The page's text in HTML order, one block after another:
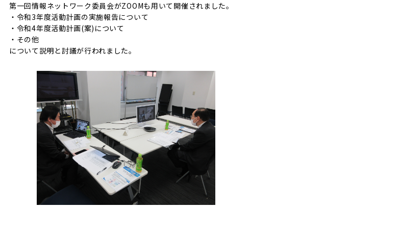
第一回情報ネットワーク委員会がZOOMも用いて開催されました。
・令和3年度活動計画の実施報告について
・令和4年度活動計画(案)について
・その他
について説明と討議が行われました。